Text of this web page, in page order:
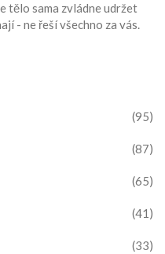
tělo sama zvládne udržet
- ne řeší všechno za vás.
(95)
(87)
(65)
(41)
(33)